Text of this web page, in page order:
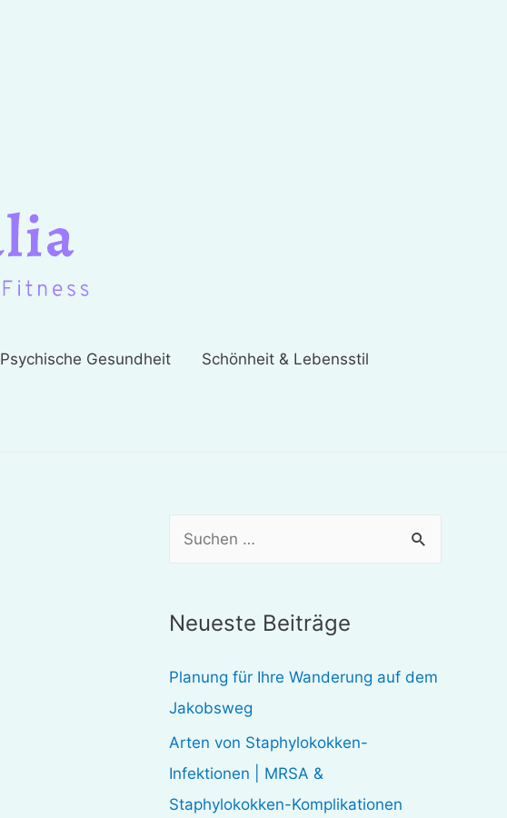
Psychische Gesundheit Schönheit & Lebensstil
h
n
n
a
c
h
Neueste Beiträge
Planung für Ihre Wanderung auf dem
Jakobsweg
Arten von Staphylokokken-
Infektionen | MRSA &
Staphylokokken-Komplikationen